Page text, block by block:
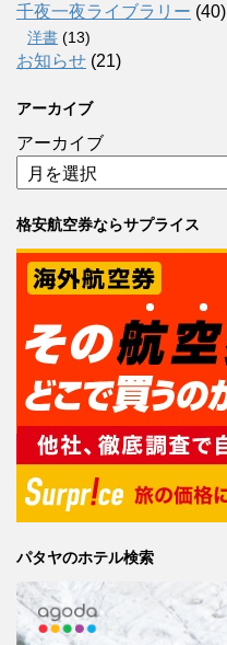
千夜一夜ライブラリー (40)
洋書 (13)
お知らせ (21)
アーカイブ
アーカイブ
格安航空券ならサプライス
パタヤのホテル検索